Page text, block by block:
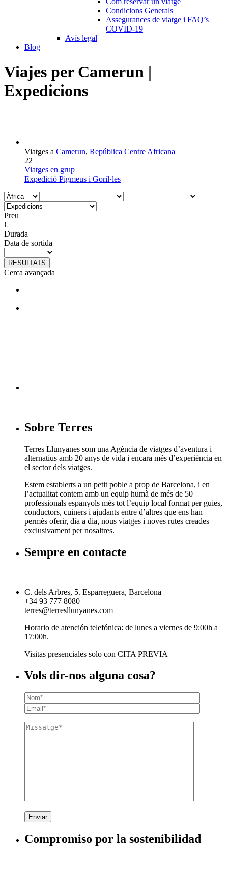
Condicions Generals
Assegurances de viatge i FAQ’s
COVID-19
Avís legal
Blog
Viajes per Camerun |
Expedicions
Viatges a Camerun, República Centre Africana
22
Viatges en grup
Expedició Pigmeus i Goril·les
Preu
€
Durada
Data de sortida
RESULTATS
Cerca avançada
Sobre Terres
Terres Llunyanes som una Agència de viatges d’aventura i
alternatius amb 20 anys de vida i encara més d’experiència en
el sector dels viatges.
Estem establerts a un petit poble a prop de Barcelona, i en
l’actualitat contem amb un equip humà de més de 50
professionals espanyols més tot l’equip local format per guies,
conductors, cuiners i ajudants entre d’altres que ens han
permès oferir, dia a dia, nous viatges i noves rutes creades
exclusivament per nosaltres.
Sempre en contacte
C. dels Arbres, 5. Esparreguera, Barcelona
+34 93 777 8080
terres@terresllunyanes.com
Horario de atención telefónica: de lunes a viernes de 9:00h a
17:00h.
Visitas presenciales solo con CITA PREVIA
Vols dir-nos alguna cosa?
Enviar
Compromiso por la sostenibilidad